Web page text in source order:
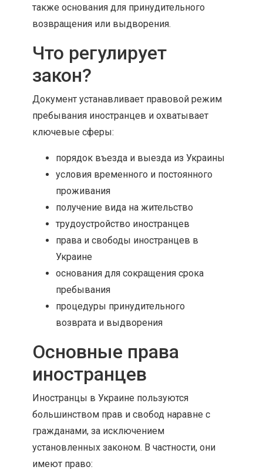
также основания для принудительного
возвращения или выдворения.
Что регулирует
закон?
Документ устанавливает правовой режим
пребывания иностранцев и охватывает
ключевые сферы:
порядок въезда и выезда из Украины
условия временного и постоянного
проживания
получение вида на жительство
трудоустройство иностранцев
права и свободы иностранцев в
Украине
основания для сокращения срока
пребывания
процедуры принудительного
возврата и выдворения
Основные права
иностранцев
Иностранцы в Украине пользуются
большинством прав и свобод наравне с
гражданами, за исключением
установленных законом. В частности, они
имеют право: